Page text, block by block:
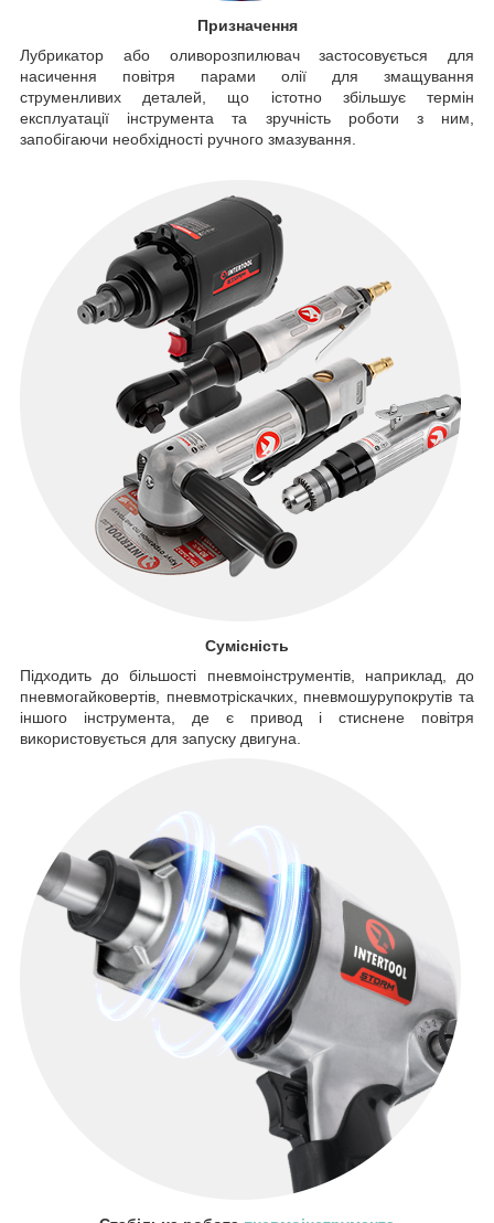
Призначення
Лубрикатор або оливорозпилювач застосовується для
насичення повітря парами олії для змащування
струменливих деталей, що істотно збільшує термін
експлуатації інструмента та зручність роботи з ним,
запобігаючи необхідності ручного змазування.
Сумісність
Підходить до більшості пневмоінструментів, наприклад, до
пневмогайковертів, пневмотріскачких, пневмошурупокрутів та
іншого інструмента, де є привод і стиснене повітря
використовується для запуску двигуна.